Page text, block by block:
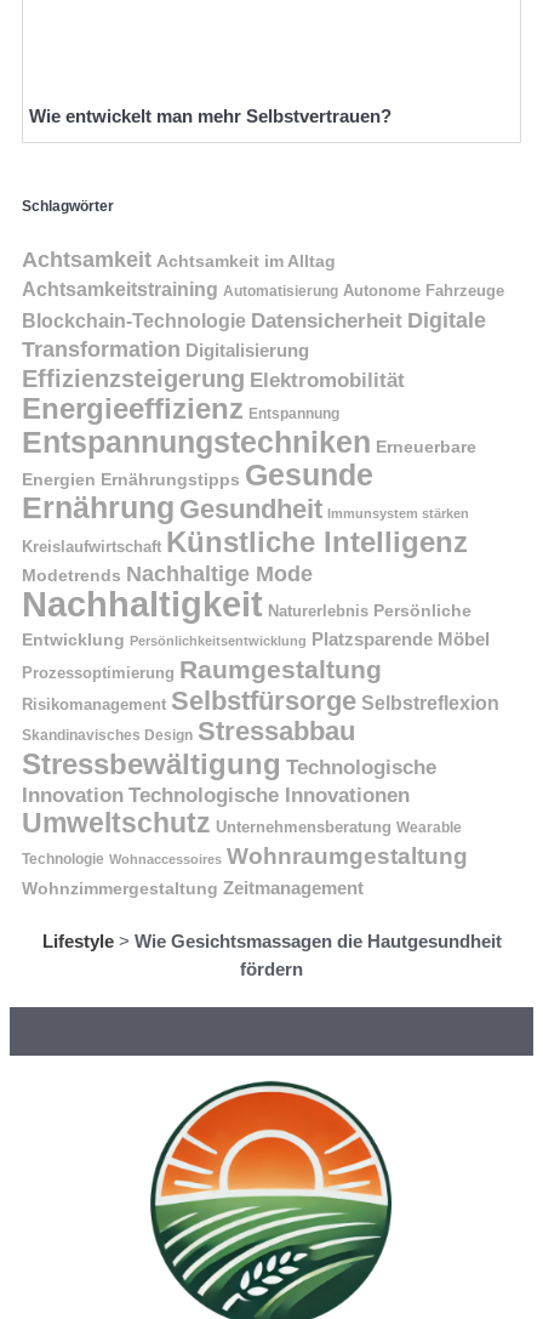
Wie entwickelt man mehr Selbstvertrauen?
Schlagwörter
Achtsamkeit Achtsamkeit im Alltag
Achtsamkeitstraining Automatisierung Autonome Fahrzeuge
Blockchain-Technologie Datensicherheit Digitale
Transformation Digitalisierung
Effizienzsteigerung Elektromobilität
Energieeffizienz Entspannung
Entspannungstechniken Erneuerbare
Energien Ernährungstipps Gesunde
Ernährung Gesundheit Immunsystem stärken
Kreislaufwirtschaft Künstliche Intelligenz
Modetrends Nachhaltige Mode
Nachhaltigkeit Naturerlebnis Persönliche
Entwicklung Persönlichkeitsentwicklung Platzsparende Möbel
Prozessoptimierung Raumgestaltung
Risikomanagement Selbstfürsorge Selbstreflexion
Skandinavisches Design Stressabbau
Stressbewältigung Technologische
Innovation Technologische Innovationen
Umweltschutz Unternehmensberatung Wearable
Technologie Wohnaccessoires Wohnraumgestaltung
Wohnzimmergestaltung Zeitmanagement
Lifestyle> Wie Gesichtsmassagen die Hautgesundheit
fördern